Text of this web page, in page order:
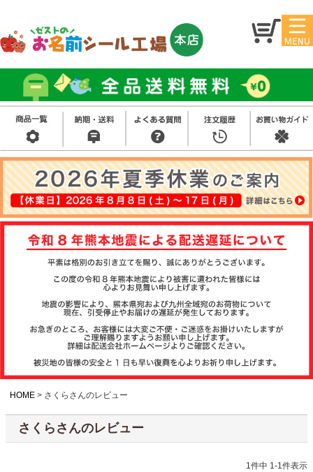
マイ
ジ
お名
前シ
ール
アイ
ロン
シー
ル
お買
い得
セッ
ト
スタ
ンプ
その
他
注文履歴
について
HOME さくらさんのレビュー
さくらさんのレビュー
1件中 1-1件表示